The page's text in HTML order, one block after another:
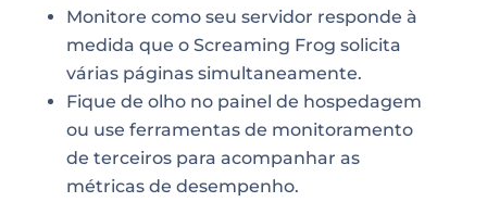
Monitore como seu servidor responde à
medida que o Screaming Frog solicita
várias páginas simultaneamente.
Fique de olho no painel de hospedagem
ou use ferramentas de monitoramento
de terceiros para acompanhar as
métricas de desempenho.